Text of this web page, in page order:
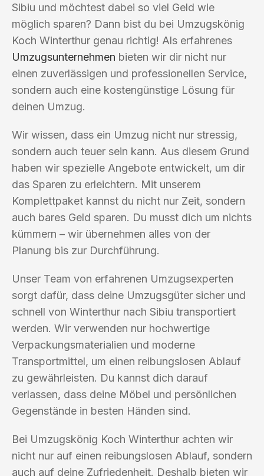
Sibiu und möchtest dabei so viel Geld wie
möglich sparen? Dann bist du bei Umzugskönig
Koch Winterthur genau richtig! Als erfahrenes
Umzugsunternehmen bieten wir dir nicht nur
einen zuverlässigen und professionellen Service,
sondern auch eine kostengünstige Lösung für
deinen Umzug.
Wir wissen, dass ein Umzug nicht nur stressig,
sondern auch teuer sein kann. Aus diesem Grund
haben wir spezielle Angebote entwickelt, um dir
das Sparen zu erleichtern. Mit unserem
Komplettpaket kannst du nicht nur Zeit, sondern
auch bares Geld sparen. Du musst dich um nichts
kümmern – wir übernehmen alles von der
Planung bis zur Durchführung.
Unser Team von erfahrenen Umzugsexperten
sorgt dafür, dass deine Umzugsgüter sicher und
schnell von Winterthur nach Sibiu transportiert
werden. Wir verwenden nur hochwertige
Verpackungsmaterialien und moderne
Transportmittel, um einen reibungslosen Ablauf
zu gewährleisten. Du kannst dich darauf
verlassen, dass deine Möbel und persönlichen
Gegenstände in besten Händen sind.
Bei Umzugskönig Koch Winterthur achten wir
nicht nur auf einen reibungslosen Ablauf, sondern
auch auf deine Zufriedenheit. Deshalb bieten wir